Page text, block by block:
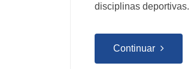
disciplinas
Continuar